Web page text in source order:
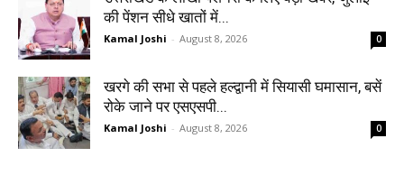
की पेंशन सीधे खातों में...
Kamal Joshi - August 8, 2026 0
खरगे की सभा से पहले हल्द्वानी में सियासी घमासान, बसें
रोके जाने पर एसएसपी...
Kamal Joshi - August 8, 2026 0